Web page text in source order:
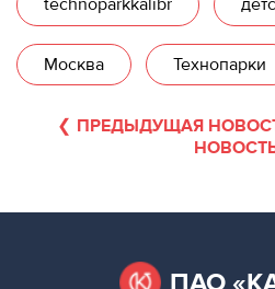
technoparkkalibr
Москва Технопарки
ПРЕДЫДУЩАЯ